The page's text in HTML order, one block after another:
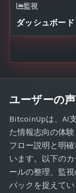
監視
ダッシュボード
ユーザーの声
BitcoinUpは、AI
た情報志向の体
フロー説明と明
います。以下の
ールの整理、監
バックを捉えてい